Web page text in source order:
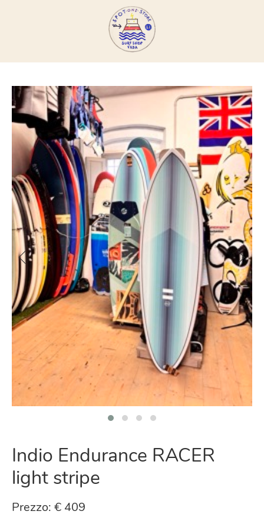
Indio Endurance RACER
light stripe
Prezzo: € 409